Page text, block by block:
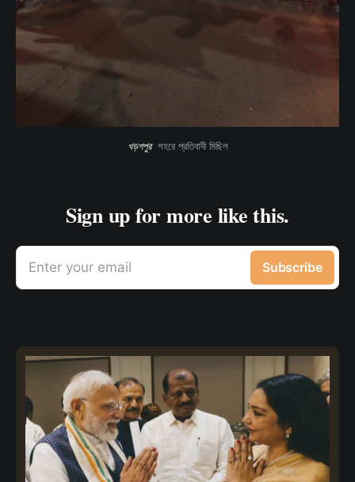
খড়গপুর শহরে প্রতিবাদী মিছিল
Sign up for more like this.
Enter your email Subscribe